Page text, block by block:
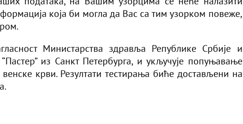
која би могла да Вас са тим узорком повеже,
Министарства здравља Републике Србије и
из Санкт Петербурга, и укључује попуњавање
крви. Резултати тестирања биће достављени на